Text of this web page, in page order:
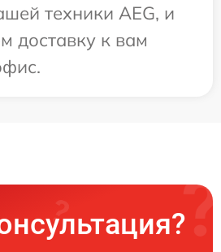
техники AEG, и
доставку к вам